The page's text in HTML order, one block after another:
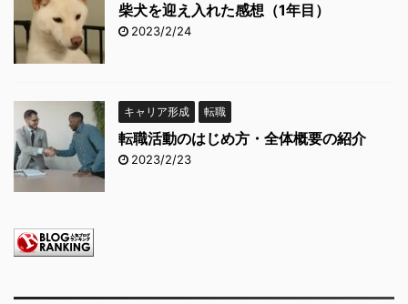
柴犬を迎え入れた感想（1年目）
2023/2/24
キャリア形成 転職
転職活動のはじめ方・全体概要の紹介
2023/2/23